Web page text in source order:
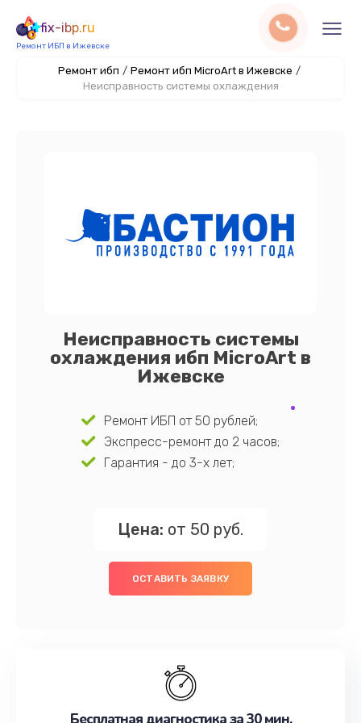
fix-ibp.ru
Ремонт ИБП в Ижевске
Ремонт ибп / Ремонт ибп MicroArt в Ижевске /
Неисправность системы охлаждения
Неисправность системы
охлаждения ибп MicroArt в
Ижевске
Ремонт ИБП от 50 рублей;
Экспресс-ремонт до 2 часов;
Гарантия - до 3-х лет;
Цена: от 50 руб.
ОСТАВИТЬ ЗАЯВКУ